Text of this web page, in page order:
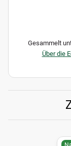
Gesammelt
Über die